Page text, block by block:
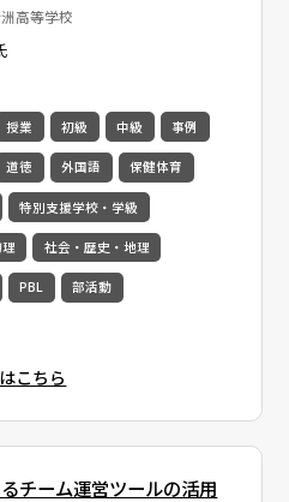
高等学校
授業 初級 中級 事例
道徳 外国語 保健体育
特別支援学校・学級
社会・歴史・地理
PBL 部活動
こちら
チーム運営ツールの活用